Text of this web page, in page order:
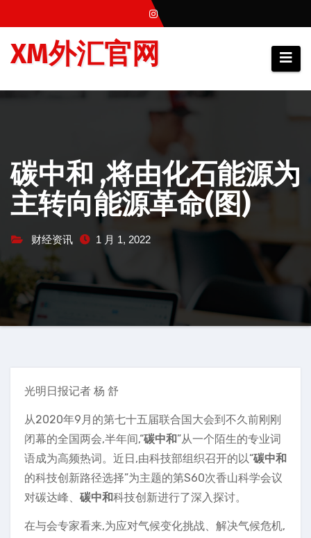
至
XM外汇官网
碳中和 ,将由化石能源为
主转向能源革命(图)
财经资讯 1 月 1, 2022
光明日报记者 杨 舒
从2020年9月的第七十五届联合国大会到不久前刚刚
闭幕的全国两会,半年间,“碳中和”从一个陌生的专业词
语成为高频热词。近日,由科技部组织召开的以“碳中和
的科技创新路径选择”为主题的第S60次香山科学会议
对碳达峰、 碳中和科技创新进行了深入探讨。
在与会专家看来,为应对气候变化挑战、解决气候危机,